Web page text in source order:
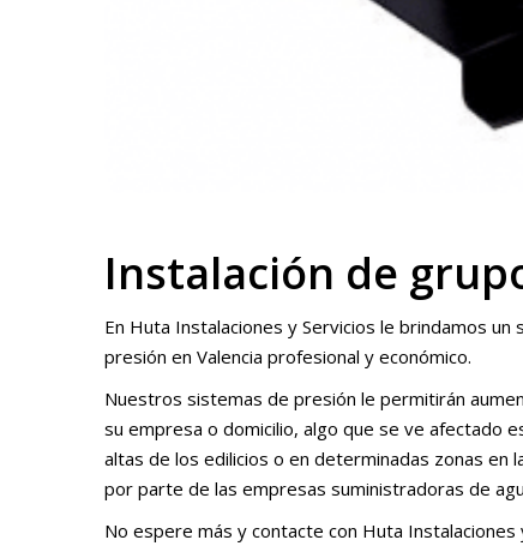
Instalación de
En Huta Instalaciones y Servicios le brindamos
presión en Valencia profesional y económico.
Nuestros sistemas de presión le permitirán
su empresa o domicilio, algo que se ve afectado
altas de los edilicios o en determinadas zonas en
por parte de las empresas suministradoras de
No espere más y contacte con Huta